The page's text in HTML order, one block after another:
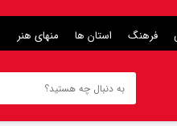
فرهنگ استان ها منهای هنر